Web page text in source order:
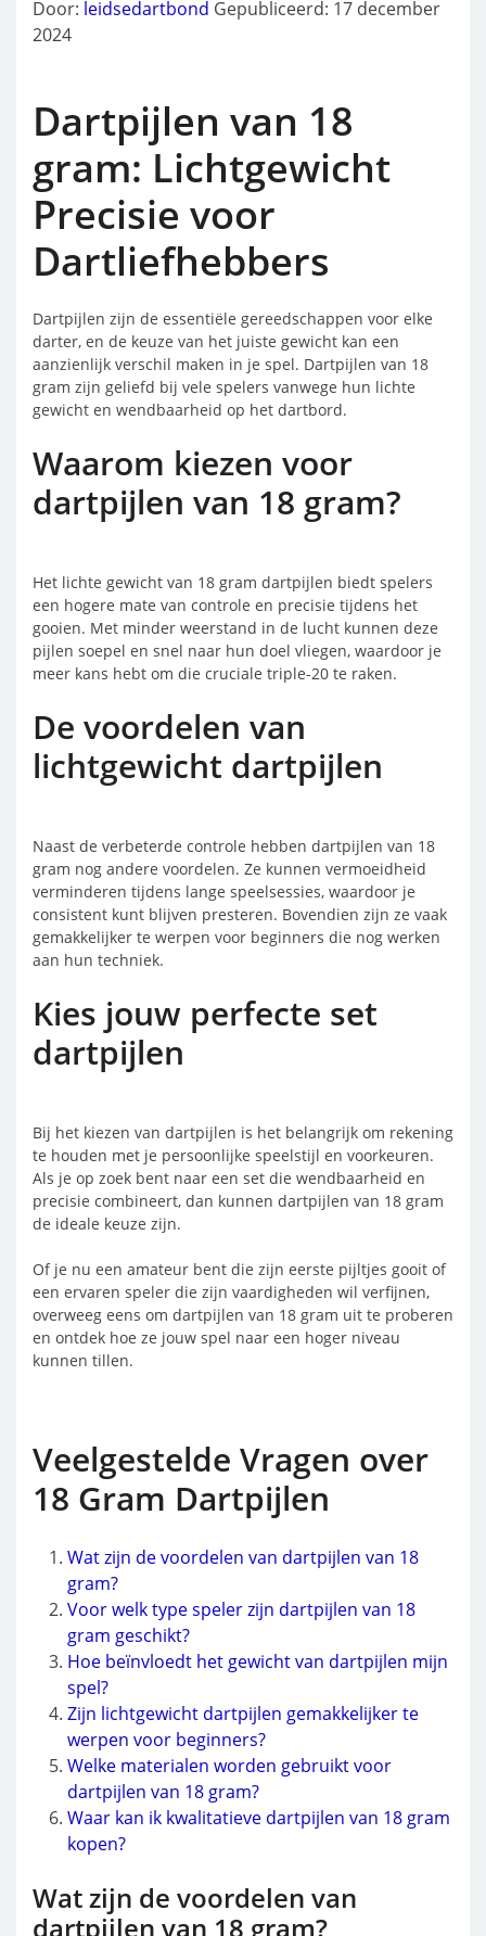
Door: leidsedartbond Gepubliceerd: 17 december
2024
Dartpijlen van 18
gram: Lichtgewicht
Precisie voor
Dartliefhebbers
Dartpijlen zijn de essentiële gereedschappen voor elke
darter, en de keuze van het juiste gewicht kan een
aanzienlijk verschil maken in je spel. Dartpijlen van 18
gram zijn geliefd bij vele spelers vanwege hun lichte
gewicht en wendbaarheid op het dartbord.
Waarom kiezen voor
dartpijlen van 18 gram?
Het lichte gewicht van 18 gram dartpijlen biedt spelers
een hogere mate van controle en precisie tijdens het
gooien. Met minder weerstand in de lucht kunnen deze
pijlen soepel en snel naar hun doel vliegen, waardoor je
meer kans hebt om die cruciale triple-20 te raken.
De voordelen van
lichtgewicht dartpijlen
Naast de verbeterde controle hebben dartpijlen van 18
gram nog andere voordelen. Ze kunnen vermoeidheid
verminderen tijdens lange speelsessies, waardoor je
consistent kunt blijven presteren. Bovendien zijn ze vaak
gemakkelijker te werpen voor beginners die nog werken
aan hun techniek.
Kies jouw perfecte set
dartpijlen
Bij het kiezen van dartpijlen is het belangrijk om rekening
te houden met je persoonlijke speelstijl en voorkeuren.
Als je op zoek bent naar een set die wendbaarheid en
precisie combineert, dan kunnen dartpijlen van 18 gram
de ideale keuze zijn.
Of je nu een amateur bent die zijn eerste pijltjes gooit of
een ervaren speler die zijn vaardigheden wil verfijnen,
overweeg eens om dartpijlen van 18 gram uit te proberen
en ontdek hoe ze jouw spel naar een hoger niveau
kunnen tillen.
Veelgestelde Vragen over
18 Gram Dartpijlen
Wat zijn de voordelen van dartpijlen van 18
gram?
Voor welk type speler zijn dartpijlen van 18
gram geschikt?
Hoe beïnvloedt het gewicht van dartpijlen mijn
spel?
Zijn lichtgewicht dartpijlen gemakkelijker te
werpen voor beginners?
Welke materialen worden gebruikt voor
dartpijlen van 18 gram?
Waar kan ik kwalitatieve dartpijlen van 18 gram
kopen?
Wat zijn de voordelen van
dartpijlen van 18 gram?